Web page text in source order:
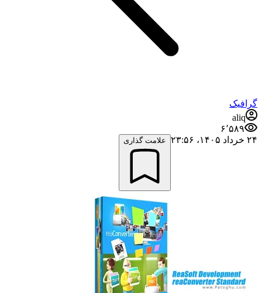
گرافیک
aliq
۶٬۵۸۹
۲۴ خرداد ۱۴۰۵،‏ ۲۳:۵۶
علامت گذاری